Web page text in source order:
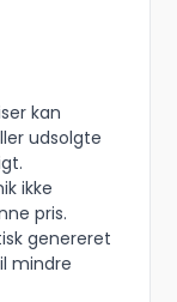
kan
udsolgte
ikke
pris.
genereret
mindre